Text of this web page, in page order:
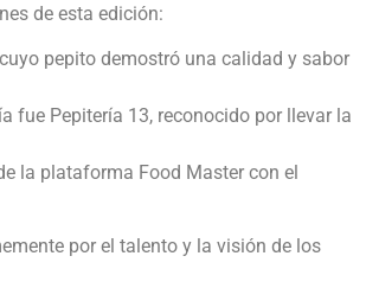
de esta edición:
pepito demostró una calidad y sabor
fue Pepitería 13, reconocido por llevar la
la plataforma Food Master con el
por el talento y la visión de los